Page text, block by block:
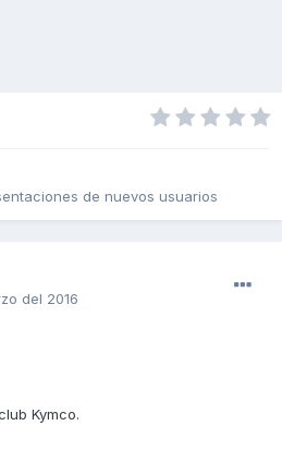
de nuevos usuarios
del 2016
Kymco.